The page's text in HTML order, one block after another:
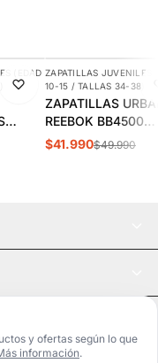
y ofertas según lo que
información.
(EDAD
|
-16%
ZAPATILLAS JUVENILES
10-15 / TALLAS 34-38)
ZAPATILLAS
REEBOK BB4500
COURT
$41.990$49.990